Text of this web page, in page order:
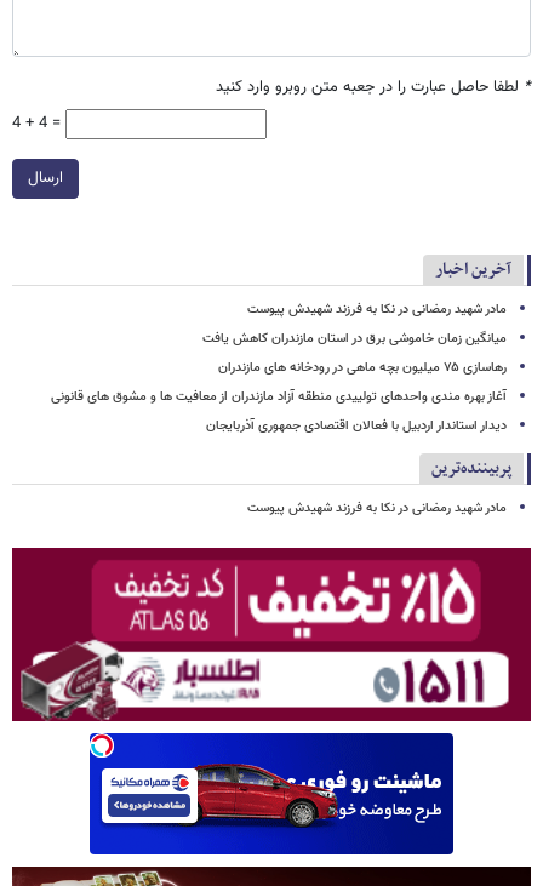
* لطفا حاصل عبارت را در جعبه متن روبرو وارد کنید
4 + 4 =
ارسال
آخرین اخبار
مادر شهید رمضانی در نکا به فرزند شهیدش پیوست
میانگین زمان خاموشی برق در استان مازندران کاهش یافت
رهاسازی ۷۵ میلیون بچه ماهی در رودخانه های مازندران
آغاز بهره مندی واحدهای تولییدی منطقه آزاد مازندران از معافیت ها و مشوق های قانونی
دیدار استاندار اردبیل با فعالان اقتصادی جمهوری آذربایجان
پربیننده‌ترین
مادر شهید رمضانی در نکا به فرزند شهیدش پیوست